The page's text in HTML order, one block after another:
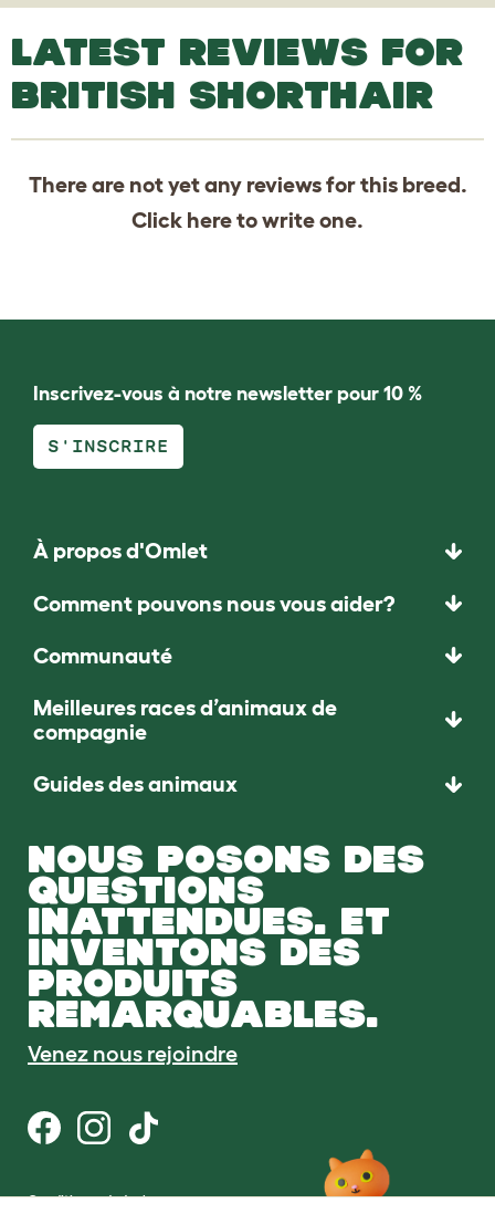
LATEST REVIEWS FOR
BRITISH SHORTHAIR
There are not yet any reviews for this breed.
Click hereto write one.
Inscrivez-vous à notre newsletter pour 10 %
S'INSCRIRE
À propos d'Omlet
Comment pouvons nous vous aider?
Communauté
Meilleures races d’animaux de
compagnie
Guides des animaux
NOUS POSONS DES
QUESTIONS
INATTENDUES. ET
INVENTONS DES
PRODUITS
REMARQUABLES.
Venez nous rejoindre
Conditions générales